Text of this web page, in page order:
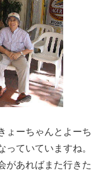
ょーちゃんとよーち
っていていますね。
があればまた行きた